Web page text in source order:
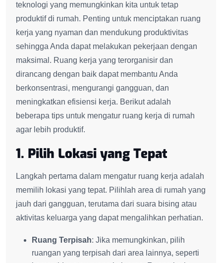
teknologi yang memungkinkan kita untuk tetap
produktif di rumah. Penting untuk menciptakan ruang
kerja yang nyaman dan mendukung produktivitas
sehingga Anda dapat melakukan pekerjaan dengan
maksimal. Ruang kerja yang terorganisir dan
dirancang dengan baik dapat membantu Anda
berkonsentrasi, mengurangi gangguan, dan
meningkatkan efisiensi kerja. Berikut adalah
beberapa tips untuk mengatur ruang kerja di rumah
agar lebih produktif.
1. Pilih Lokasi yang Tepat
Langkah pertama dalam mengatur ruang kerja adalah
memilih lokasi yang tepat. Pilihlah area di rumah yang
jauh dari gangguan, terutama dari suara bising atau
aktivitas keluarga yang dapat mengalihkan perhatian.
Ruang Terpisah: Jika memungkinkan, pilih
ruangan yang terpisah dari area lainnya, seperti